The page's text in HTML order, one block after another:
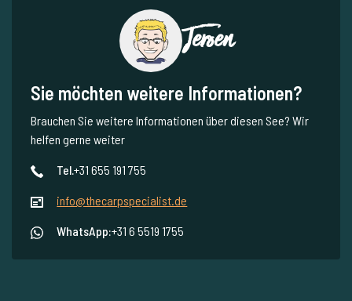
Jeroen
Sie möchten weitere Informationen?
Brauchen Sie weitere Informationen über diesen See? Wir
helfen gerne weiter
Tel.+31 655 191 755
info@thecarpspecialist.de
WhatsApp:+31 6 5519 1755